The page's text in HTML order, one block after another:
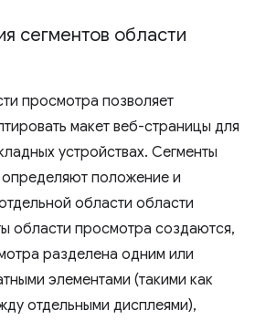
сегментов области
просмотра позволяет
макет веб-страницы для
устройствах. Сегменты
положение и
области области
области просмотра создаются,
разделена одним или
элементами (такими как
отдельными дисплеями),